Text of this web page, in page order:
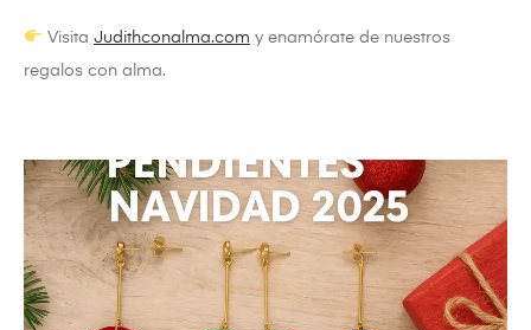
Visita Judithconalma.com y enamórate de nuestros
regalos con alma.